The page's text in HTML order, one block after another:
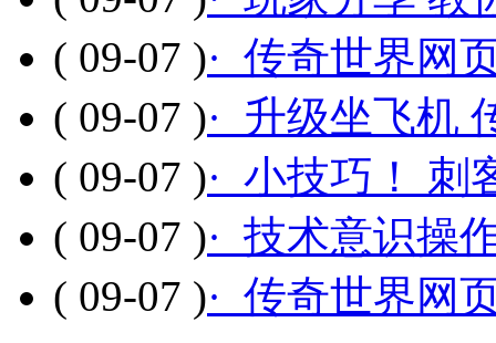
( 09-07 )· 传奇世界网
( 09-07 )· 升级坐飞机
( 09-07 )· 小技巧！ 刺
( 09-07 )· 技术意识操
( 09-07 )· 传奇世界网